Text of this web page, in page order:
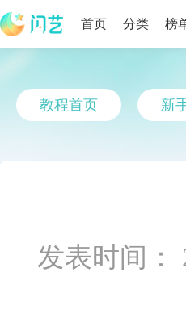
首页 分类 榜
教程首页 新
发表时间：